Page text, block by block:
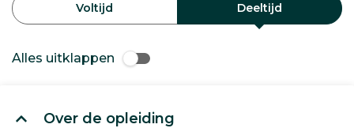
Voltijd Deeltijd
Alles uitklappen
Over de opleiding